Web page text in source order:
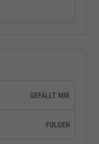
GEFÄLLT MIR
FOLGEN